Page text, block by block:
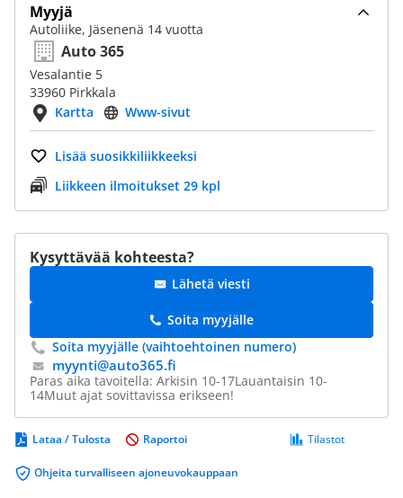
Myyjä
Autoliike, Jäsenenä 14 vuotta
Auto 365
Vesalantie 5
33960 Pirkkala
Kartta
Www-sivut
Lisää suosikkiliikkeeksi
Liikkeen ilmoitukset 29 kpl
Kysyttävää kohteesta?
Lähetä viesti
Soita myyjälle
Soita myyjälle (vaihtoehtoinen numero)
myynti@​auto365.fi
Paras aika tavoitella: Arkisin 10-17Lauantaisin 10-
14Muut ajat sovittavissa erikseen!
Lataa / Tulosta
Ohjeita turvalliseen ajoneuvokauppaan
Tilastot
Raportoi